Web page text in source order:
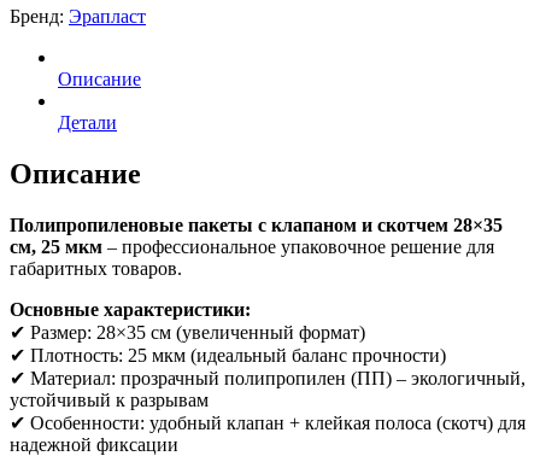
Бренд: Эрапласт
Описание
Детали
Описание
Полипропиленовые пакеты с клапаном и скотчем 28×35
см, 25 мкм – профессиональное упаковочное решение для
габаритных товаров.
Основные характеристики:
✔ Размер: 28×35 см (увеличенный формат)
✔ Плотность: 25 мкм (идеальный баланс прочности)
✔ Материал: прозрачный полипропилен (ПП) – экологичный,
устойчивый к разрывам
✔ Особенности: удобный клапан + клейкая полоса (скотч) для
надежной фиксации